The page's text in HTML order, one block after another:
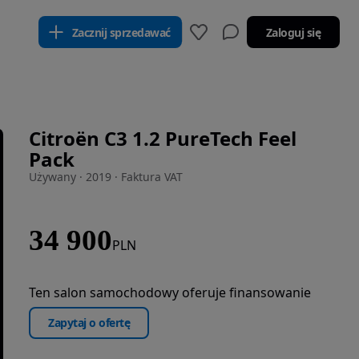
Zacznij sprzedawać Zaloguj się
Citroën C3 1.2 PureTech Feel
Pack
Używany · 2019 · Faktura VAT
34 900PLN
Ten salon samochodowy oferuje finansowanie
Zapytaj o ofertę